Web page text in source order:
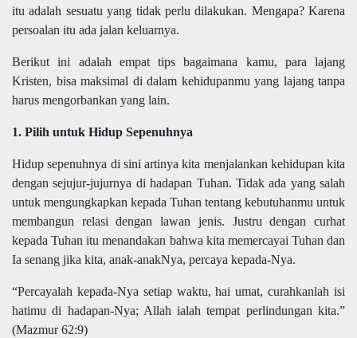
itu adalah sesuatu yang tidak perlu dilakukan. Mengapa? Karena
persoalan itu ada jalan keluarnya.
Berikut ini adalah empat tips bagaimana kamu, para lajang
Kristen, bisa maksimal di dalam kehidupanmu yang lajang tanpa
harus mengorbankan yang lain.
1. Pilih untuk Hidup Sepenuhnya
Hidup sepenuhnya di sini artinya kita menjalankan kehidupan kita
dengan sejujur-jujurnya di hadapan Tuhan. Tidak ada yang salah
untuk mengungkapkan kepada Tuhan tentang kebutuhanmu untuk
membangun relasi dengan lawan jenis. Justru dengan curhat
kepada Tuhan itu menandakan bahwa kita memercayai Tuhan dan
Ia senang jika kita, anak-anakNya, percaya kepada-Nya.
“Percayalah kepada-Nya setiap waktu, hai umat, curahkanlah isi
hatimu di hadapan-Nya; Allah ialah tempat perlindungan kita.”
(Mazmur 62:9)